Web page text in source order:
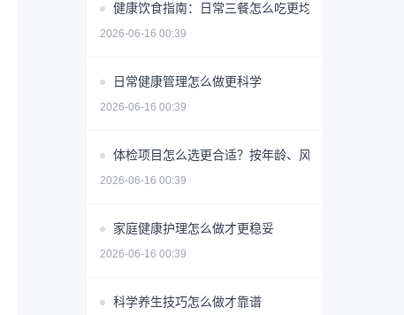
健康饮食指南：日常三餐怎么吃更均衡
2026-06-16 00:39
日常健康管理怎么做更科学
2026-06-16 00:39
体检项目怎么选更合适？按年龄、风险和需求做判断
2026-06-16 00:39
家庭健康护理怎么做才更稳妥
2026-06-16 00:39
科学养生技巧怎么做才靠谱